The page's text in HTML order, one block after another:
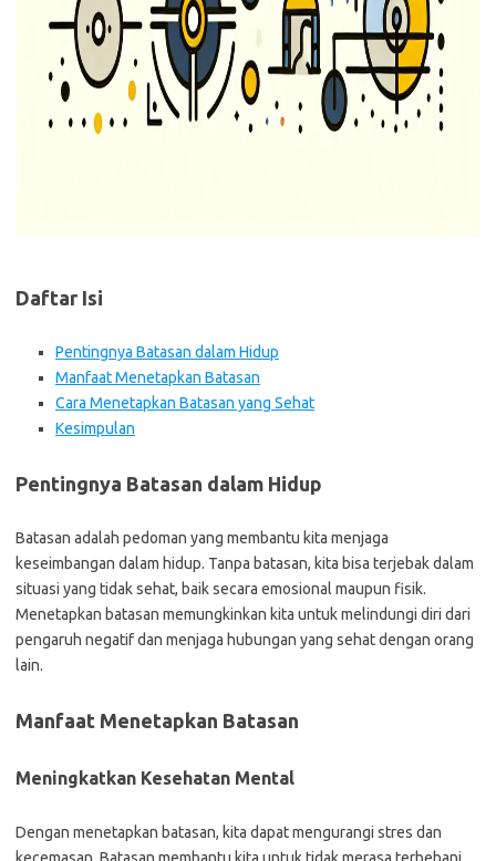
Daftar Isi
Pentingnya Batasan dalam Hidup
Manfaat Menetapkan Batasan
Cara Menetapkan Batasan yang Sehat
Kesimpulan
Pentingnya Batasan dalam Hidup
Batasan adalah pedoman yang membantu kita menjaga
keseimbangan dalam hidup. Tanpa batasan, kita bisa terjebak dalam
situasi yang tidak sehat, baik secara emosional maupun fisik.
Menetapkan batasan memungkinkan kita untuk melindungi diri dari
pengaruh negatif dan menjaga hubungan yang sehat dengan orang
lain.
Manfaat Menetapkan Batasan
Meningkatkan Kesehatan Mental
Dengan menetapkan batasan, kita dapat mengurangi stres dan